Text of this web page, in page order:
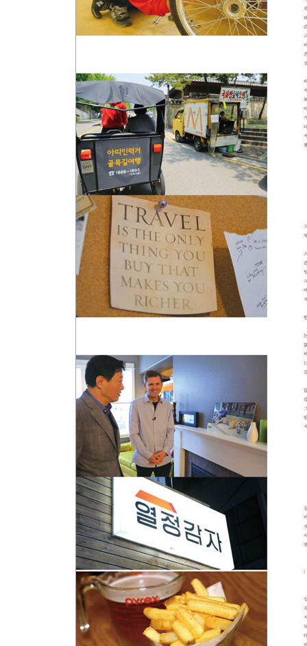
100 달러로 세상에 뛰어들어라
실리콘밸리를 들썩거리게 하는 대학생 창업군단의
열정을 팔고 감동을 덤으로 주는 젊은 가게들
제2부 나만의 천직을 찾기 위한 일자리 전략
: MY JOB
M Mismatch, Good-bye!
굿바이, 미스매칭! 구인구직의 패러다임이 바뀐다
기업과 구직자의 잘못된 만남? 일자리 ‘매칭’으로
당신에게 주어진 ‘시간의 조각들’로 돈을 벌게 해드
진심 관심 호기심으로 똘똘 뭉친 당신, SNS로 취업
스펙이 아닌 아이디어로 승부하는 온라인 취업 경
세상에 둘도 없는 브랜드 ‘me’
명품 자동차보다 사람이 브랜드다!
신新프리랜서 전성시대의 주인공 ‘아이프로’
J Joy of Learning
배움은 계속돼야 한다, 쭈욱 !
캠퍼스 안에서 취업을 트레이닝하다
현장에서 ‘열공’하는 준비된 청년들
워크페어로 교육의 ‘리얼리티’를 완성하다
O Over the Global Border
일자리 혁명 , 글로벌 잡마켓을 잡아라
국경을 넘어 한계를 넘어라!